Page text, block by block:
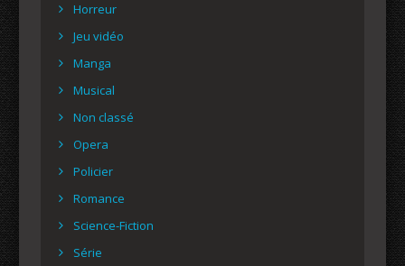
Horreur
Jeu vidéo
Manga
Musical
Non classé
Opera
Policier
Romance
Science-Fiction
Série